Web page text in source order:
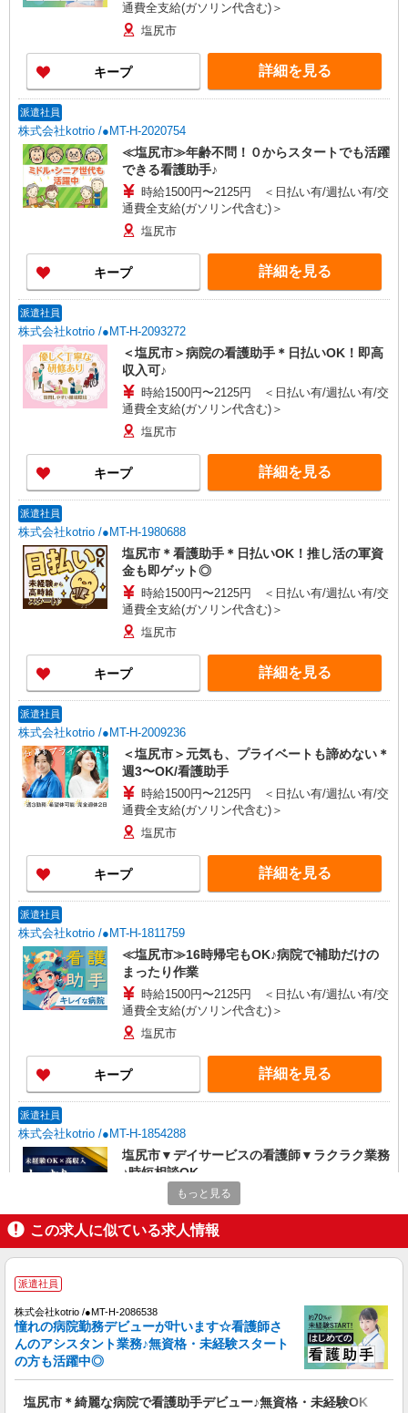
通費全支給(ガソリン代含む)＞
塩尻市
キープ 詳細を見る
派遣社員
株式会社kotrio /●MT-H-2020754
≪塩尻市≫年齢不問！０からスタートでも活躍
できる看護助手♪
時給1500円〜2125円 ＜日払い有/週払い有/交
通費全支給(ガソリン代含む)＞
塩尻市
キープ 詳細を見る
派遣社員
株式会社kotrio /●MT-H-2093272
＜塩尻市＞病院の看護助手＊日払いOK！即高
収入可♪
時給1500円〜2125円 ＜日払い有/週払い有/交
通費全支給(ガソリン代含む)＞
塩尻市
キープ 詳細を見る
派遣社員
株式会社kotrio /●MT-H-1980688
塩尻市＊看護助手＊日払いOK！推し活の軍資
金も即ゲット◎
時給1500円〜2125円 ＜日払い有/週払い有/交
通費全支給(ガソリン代含む)＞
塩尻市
キープ 詳細を見る
派遣社員
株式会社kotrio /●MT-H-2009236
＜塩尻市＞元気も、プライベートも諦めない＊
週3〜OK/看護助手
時給1500円〜2125円 ＜日払い有/週払い有/交
通費全支給(ガソリン代含む)＞
塩尻市
キープ 詳細を見る
派遣社員
株式会社kotrio /●MT-H-1811759
≪塩尻市≫16時帰宅もOK♪病院で補助だけの
まったり作業
時給1500円〜2125円 ＜日払い有/週払い有/交
通費全支給(ガソリン代含む)＞
塩尻市
キープ 詳細を見る
派遣社員
株式会社kotrio /●MT-H-1854288
塩尻市▼デイサービスの看護師▼ラクラク業務
♪時短相談OK
時給2000円〜 ＜日払い有/週払い有/交通費全
支給(ガソリン代含む)＞
塩尻市
派遣社員
株式会社kotrio /●MT-H-1908981
塩尻市＊病院のサポート役♪高時給＆充実の研
時給1500円〜2125円 ＜日払い有/週払い有/交
もっと見る
この求人に似ている求人情報
派遣社員
株式会社kotrio /●MT-H-2086538
憧れの病院勤務デビューが叶います☆看護師さ
んのアシスタント業務♪無資格・未経験スタート
の方も活躍中◎
塩尻市＊綺麗な病院で看護助手デビュー♪無資格・未経験OK